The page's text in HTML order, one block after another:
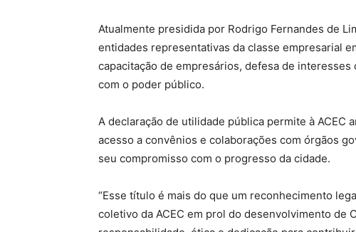
Atualmente presidida por Rodrigo Fernandes de
entidades representativas da classe empresarial
capacitação de empresários, defesa de
com o poder público.
A declaração de utilidade pública permite à ACEC
acesso a convênios e colaborações com órgãos
seu compromisso com o progresso da cidade.
“Esse título é mais do que um reconhecimento
coletivo da ACEC em prol do desenvolvimento de